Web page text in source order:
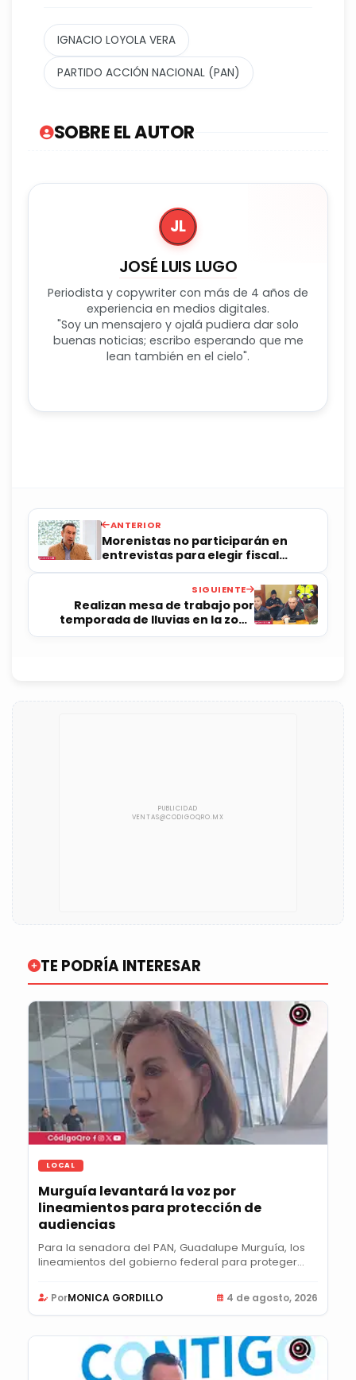
IGNACIO LOYOLA VERA
PARTIDO ACCIÓN NACIONAL (PAN)
SOBRE EL AUTOR
JL
JOSÉ LUIS LUGO
Periodista y copywriter con más de 4 años de
experiencia en medios digitales.
"Soy un mensajero y ojalá pudiera dar solo
buenas noticias; escribo esperando que me
lean también en el cielo".
ANTERIOR
Morenistas no participarán en
entrevistas para elegir fiscal
anticorrupción
SIGUIENTE
Realizan mesa de trabajo por
temporada de lluvias en la zona
serrana
TE PODRÍA INTERESAR
LOCAL
Murguía levantará la voz por
lineamientos para protección de
audiencias
Para la senadora del PAN, Guadalupe Murguía, los
lineamientos del gobierno federal para proteger...
PorMONICA GORDILLO 4 de agosto, 2026